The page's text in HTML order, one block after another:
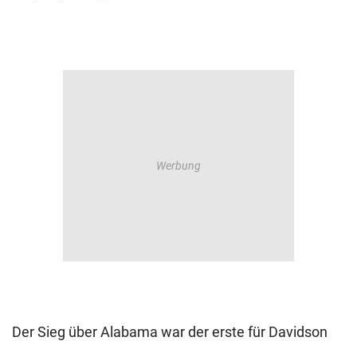
Der Sieg über Alabama war der erste für Davidson